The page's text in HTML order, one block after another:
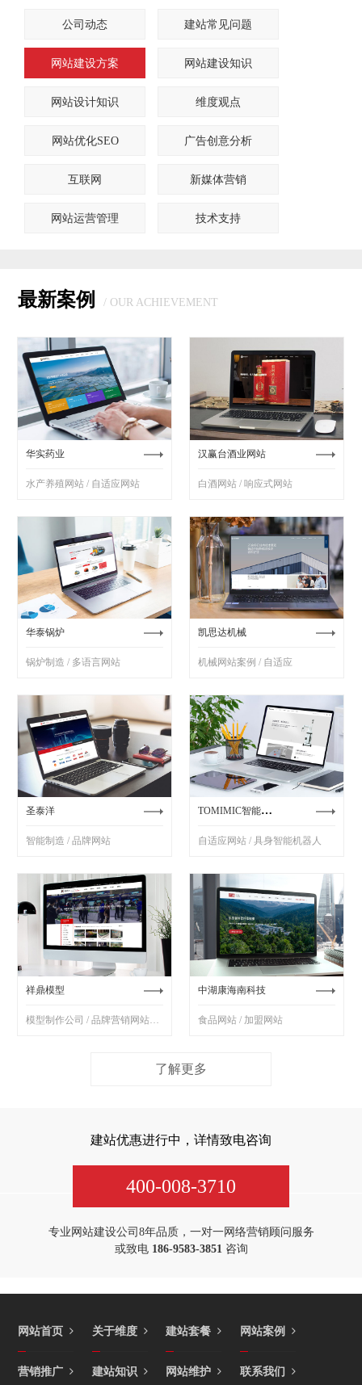
公司动态 建站常见问题
网站建设方案 网站建设知识
网站设计知识 维度观点
网站优化SEO 广告创意分析
互联网 新媒体营销
网站运营管理 技术支持
最新案例 / OUR ACHIEVEMENT
华实药业
水产养殖网站 / 自适应网站
汉赢台酒业网站
白酒网站 / 响应式网站
华泰锅炉
锅炉制造 / 多语言网站
凯思达机械
机械网站案例 / 自适应
圣泰洋
智能制造 / 品牌网站
TOMIMIC智能机器人
自适应网站 / 具身智能机器人
祥鼎模型 中湖康海南科技
食品网站 / 加盟网站
了解更多
建站优惠进行中，详情致电咨询
400-008-3710
专业网站建设公司8年品质，一对一网络营销顾问服务
或致电 186-9583-3851 咨询
网站首页 关于维度 建站套餐 网站案例
营销推广 建站知识 网站维护 联系我们